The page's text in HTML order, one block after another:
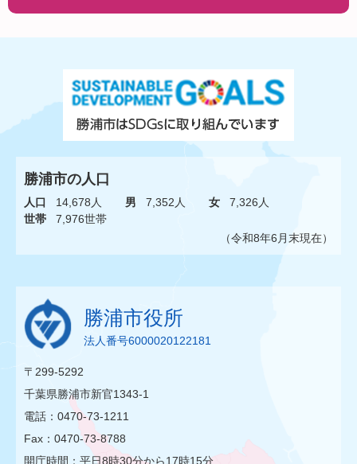
勝浦市の人口
人口 14,678人 男 7,352人 女
7,326人
世帯
7,976世帯
（令和8年6月末現在）
勝浦市役所
法人番号6000020122181
〒299-5292
千葉県勝浦市新官1343-1
電話：0470-73-1211
Fax：0470-73-8788
開庁時間：平日8時30分から17時15分